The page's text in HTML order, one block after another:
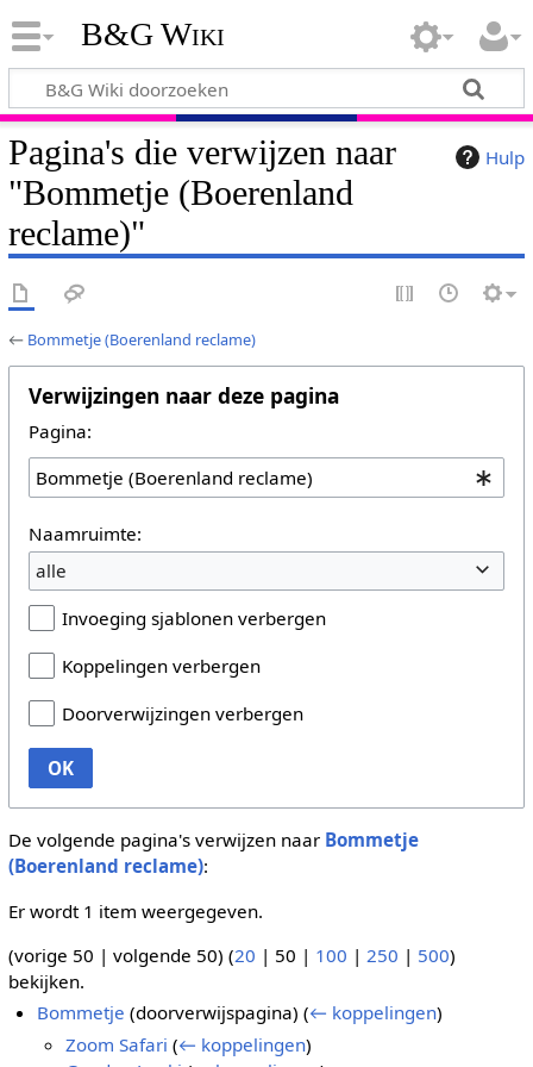
B&G Wiki
Hulp
Pagina's die verwijzen naar
"Bommetje (Boerenland
reclame)"
← Bommetje (Boerenland reclame)
Verwijzingen naar deze pagina
Pagina:
Naamruimte:
alle
Invoeging sjablonen verbergen
Koppelingen verbergen
Doorverwijzingen verbergen
OK
De volgende pagina's verwijzen naar Bommetje
(Boerenland reclame):
Er wordt 1 item weergegeven.
(vorige 50 | volgende 50) (20 | 50 | 100 | 250 | 500)
bekijken.
Bommetje (doorverwijspagina)(← koppelingen)
Zoom Safari (← koppelingen)